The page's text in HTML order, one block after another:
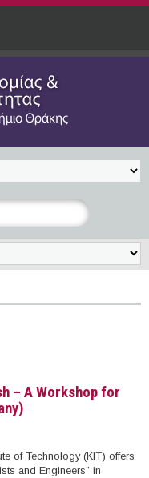
– A Workshop for
of Technology (KIT) offers
and Engineers” in